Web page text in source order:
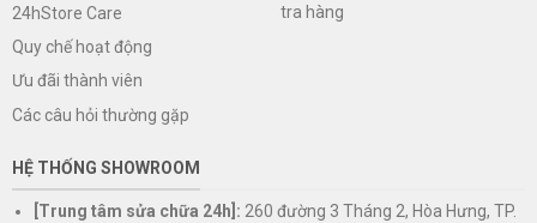
24hStore Care
Quy chế hoạt động
Ưu đãi thành viên
Các câu hỏi thường gặp
tra hàng
HỆ THỐNG SHOWROOM
[Trung tâm sửa chữa 24h]: 260 đường 3 Tháng 2, Hòa Hưng, TP.